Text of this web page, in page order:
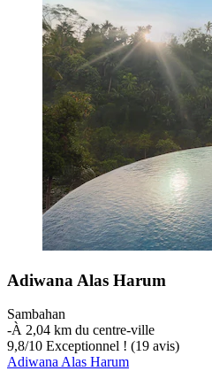
Adiwana Alas Harum
Sambahan
‐À 2,04 km du centre-ville
9,8/10 Exceptionnel ! (19 avis)
Adiwana Alas Harum